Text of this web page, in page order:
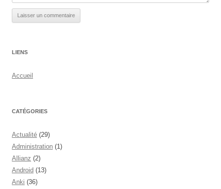
LIENS
Accueil
CATÉGORIES
Actualité (29)
Administration (1)
Allianz (2)
Android (13)
Anki (36)